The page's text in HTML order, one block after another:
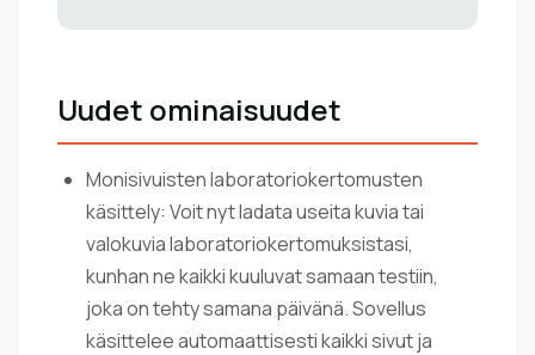
Uudet ominaisuudet
Monisivuisten laboratoriokertomusten
käsittely: Voit nyt ladata useita kuvia tai
valokuvia laboratoriokertomuksistasi,
kunhan ne kaikki kuuluvat samaan testiin,
joka on tehty samana päivänä. Sovellus
käsittelee automaattisesti kaikki sivut ja